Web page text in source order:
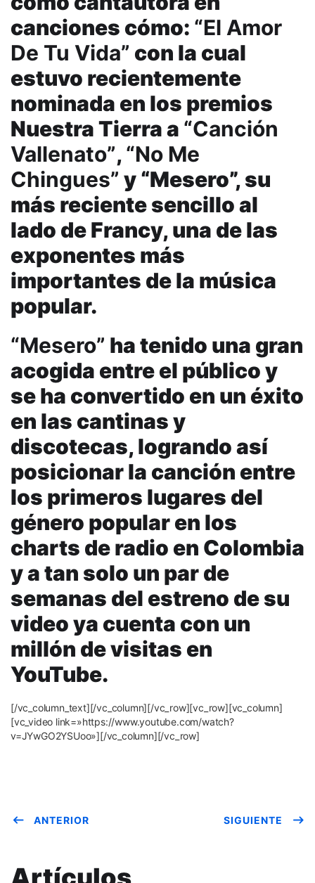
canciones cómo: “El Amor
De Tu Vida” con la cual
estuvo recientemente
nominada en los premios
Nuestra Tierra a “Canción
Vallenato”,“No Me
Chingues” y “Mesero”, su
más reciente sencillo al
lado de Francy, una de las
exponentes más
importantes de la música
popular.
“Mesero” ha tenido una gran
acogida entre el público y
se ha convertido en un éxito
en las cantinas y
discotecas, logrando así
posicionar la canción entre
los primeros lugares del
género popular en los
charts de radio en Colombia
y a tan solo un par de
semanas del estreno de su
video ya cuenta con un
millón de visitas en
YouTube.
[/vc_column_text][/vc_column][/vc_row][vc_row][vc_column]
[vc_video link=»https://www.youtube.com/watch?
v=JYwGO2YSUoo»][/vc_column][/vc_row]
ANTERIOR SIGUIENTE